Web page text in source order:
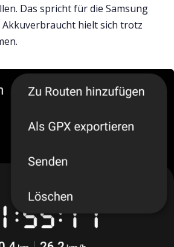
Das spricht für die Samsung
Akkuverbraucht hielt sich trotz